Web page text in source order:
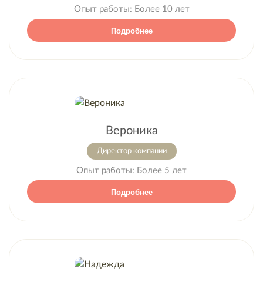
Опыт работы: Более 10 лет
Подробнее
Вероника
Директор компании
Опыт работы: Более 5 лет
Подробнее